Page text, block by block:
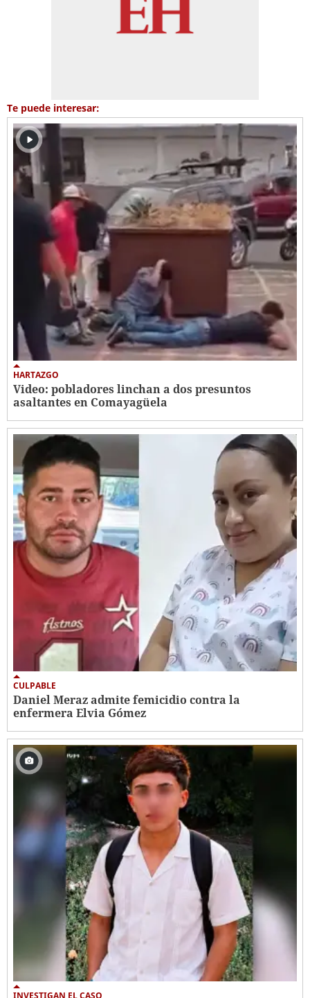
Te puede interesar:
HARTAZGO
Video: pobladores linchan a dos presuntos
asaltantes en Comayagüela
CULPABLE
Daniel Meraz admite femicidio contra la
enfermera Elvia Gómez